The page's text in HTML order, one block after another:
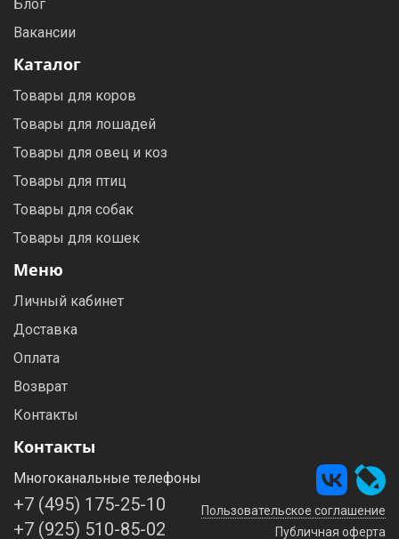
Блог
Вакансии
Каталог
Товары для коров
Товары для лошадей
Товары для овец и коз
Товары для птиц
Товары для собак
Товары для кошек
Меню
Личный кабинет
Доставка
Оплата
Возврат
Контакты
Контакты
Многоканальные телефоны
+7 (495) 175-25-10
+7 (925) 510-85-02
Пользовательское соглашение
Публичная оферта